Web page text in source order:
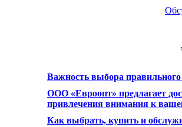
Важность выбора
ООО «Евроопт» предлагает
привлечения внимания к
Как выбрать, купить и